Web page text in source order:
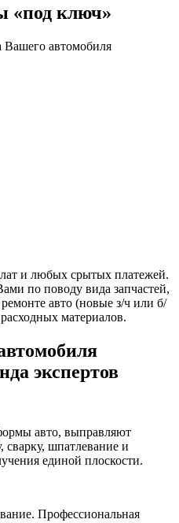
«под ключ»
автомобиля
и любых срытых платежей.
по поводу вида запчастей,
авто (новые з/ч или б/
материалов.
экспертов
авто, выправляют
сварку, шпатлевание и
единой плоскости.
Профессиональная